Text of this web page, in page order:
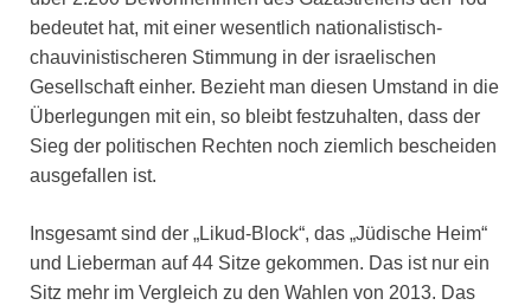
bedeutet hat, mit einer wesentlich nationalistisch-
chauvinistischeren Stimmung in der israelischen
Gesellschaft einher. Bezieht man diesen Umstand in die
Überlegungen mit ein, so bleibt festzuhalten, dass der
Sieg der politischen Rechten noch ziemlich bescheiden
ausgefallen ist.
Insgesamt sind der „Likud-Block“, das „Jüdische Heim“
und Lieberman auf 44 Sitze gekommen. Das ist nur ein
Sitz mehr im Vergleich zu den Wahlen von 2013. Das